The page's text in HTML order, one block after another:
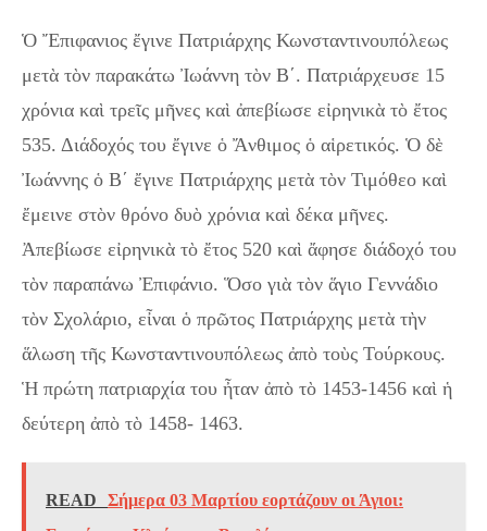
Ὁ Ἔπιφανιος ἔγινε Πατριάρχης Κωνσταντινουπόλεως
μετὰ τὸν παρακάτω Ἰωάννη τὸν Β´. Πατριάρχευσε 15
χρόνια καὶ τρεῖς μῆνες καὶ ἀπεβίωσε εἰρηνικὰ τὸ ἔτος
535. Διάδοχός του ἔγινε ὁ Ἄνθιμος ὁ αἱρετικός. Ὁ δὲ
Ἰωάννης ὁ Β´ ἔγινε Πατριάρχης μετὰ τὸν Τιμόθεο καὶ
ἔμεινε στὸν θρόνο δυὸ χρόνια καὶ δέκα μῆνες.
Ἀπεβίωσε εἰρηνικὰ τὸ ἔτος 520 καὶ ἄφησε διάδοχό του
τὸν παραπάνω Ἐπιφάνιο. Ὅσο γιὰ τὸν ἅγιο Γεννάδιο
τὸν Σχολάριο, εἶναι ὁ πρῶτος Πατριάρχης μετὰ τὴν
ἅλωση τῆς Κωνσταντινουπόλεως ἀπὸ τοὺς Τούρκους.
Ἡ πρώτη πατριαρχία του ἦταν ἀπὸ τὸ 1453-1456 καὶ ἡ
δεύτερη ἀπὸ τὸ 1458- 1463.
READ
Σήμερα 03 Μαρτίου εορτάζουν οι Άγιοι: